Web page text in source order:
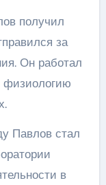
получил
за
Он работал
физиологию
Павлов стал
в